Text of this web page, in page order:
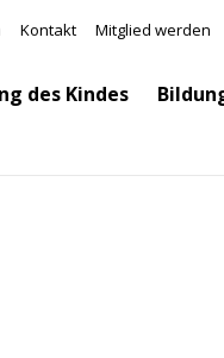
Kontakt Mitglied werden
des Kindes